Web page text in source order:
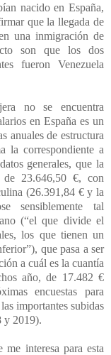
nacido en España,
que la llegada de
una inmigración de
son que los dos
fueron Venezuela
no se encuentra
en España es un
anuales de estructura
la correspondiente a
generales, que la
de 23.646,50 €, con
(26.391,84 € y la
sensiblemente tal
(“el que divide el
los que tienen un
que pasa a ser
a cuál es la cuantía
año, de 17.482 €
encuestas para
importantes subidas
y 2019).
interesa para esta